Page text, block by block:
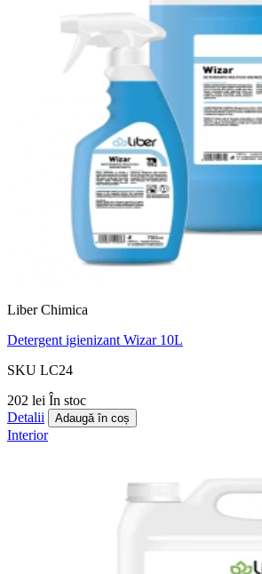
Liber Chimica
Detergent igienizant Wizar 10L
SKU LC24
202 lei În stoc
Detalii
Adaugă în coș
Interior